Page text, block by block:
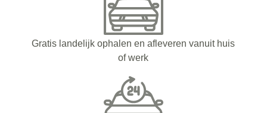
Gratis landelijk ophalen en afleveren vanuit huis
of werk